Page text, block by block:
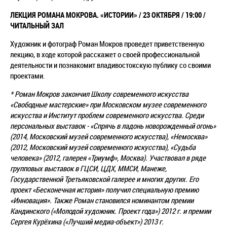
ЛЕКЦИЯ РОМАНА МОКРОВА. «ИСТОРИИ» /23 ОКТЯБРЯ / 19:00 /
ЧИТАЛЬНЫЙ ЗАЛ
Художник и фотограф Роман Мокров проведет приветственную
лекцию, в ходе которой расскажет о своей профессиональной
деятельности и познакомит владивостокскую публику со своими
проектами.
* Роман Мокров закончил Школу современного искусства
«Свободные мастерские» при Московском музее современного
искусства и Институт проблем современного искусства. Среди
персональных выставок - «Спрячь в ладонь новорожденный огонь»
(2014, Московский музей современного искусства), «Немосква»
(2012, Московский музей современного искусства), «Судьба
человека» (2012, галерея «Триумф», Москва). Участвовал в ряде
групповых выставок в ГЦСИ, ЦДХ, ММСИ, Манеже,
Государственной Третьяковской галерее и многих других. Его
проект «Бесконечная история» получил специальную премию
«Инновация». Также Роман становился номинантом премии
Кандинского («Молодой художник. Проект года») 2012 г. и премии
Сергея Курёхина («Лучший медиа-объект») 2013 г.